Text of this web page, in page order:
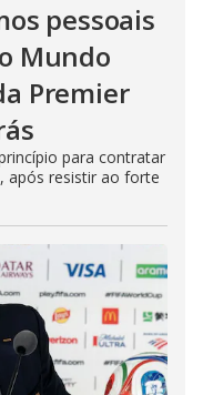
pessoais
Mundo
Premier
para contratar
após resistir ao forte